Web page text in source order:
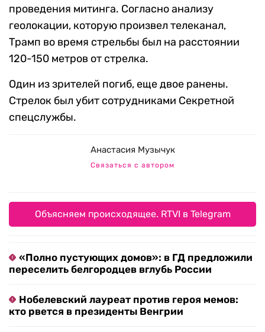
проведения митинга. Согласно анализу
геолокации, которую произвел телеканал,
Трамп во время стрельбы был на расстоянии
120-150 метров от стрелка.
Один из зрителей погиб, еще двое ранены.
Стрелок был убит сотрудниками Секретной
спецслужбы.
Анастасия Музычук
Связаться с автором
Объясняем происходящее. RTVI в Telegram
«Полно пустующих домов»: в ГД предложили
переселить белгородцев вглубь России
Нобелевский лауреат против героя мемов:
кто рвется в президенты Венгрии